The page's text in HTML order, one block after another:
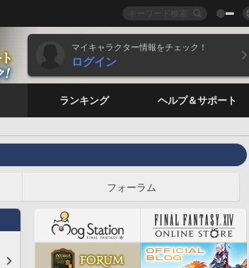
マイキャラクター情報をチェック！
ログイン
ランキング ヘルプ＆サポート
フォーラム